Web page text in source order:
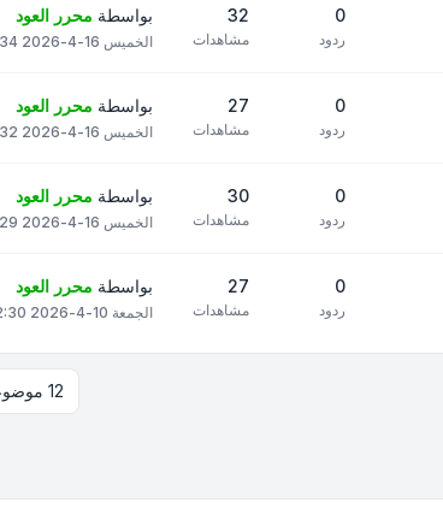
0
ردود
32
مشاهدات
بواسطة محرر العود
الخميس 16-4-2026 10:34 am
0
ردود
27
مشاهدات
بواسطة محرر العود
الخميس 16-4-2026 10:32 am
0
ردود
30
مشاهدات
بواسطة محرر العود
الخميس 16-4-2026 10:29 am
0
ردود
27
مشاهدات
بواسطة محرر العود
الجمعة 10-4-2026 12:30 am
12 موضوعًا • صفحة